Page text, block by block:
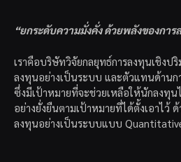
“ยกระดับความมั่งคั่ง ด้วยพลังของกา
เราคือบริษัทวิจัยกลยุทธ์การลงทุนเชิงป
ลงทุนอย่างเป็นระบบ และตัวแทนด้าน
ซึ่งมีเป้าหมายที่จะช่วยเหลือให้นักลงทุน
อย่างยั่งยืนตามเป้าหมายที่ได้ตั้งเอาไว้
ลงทุนอย่างเป็นระบบแบบ